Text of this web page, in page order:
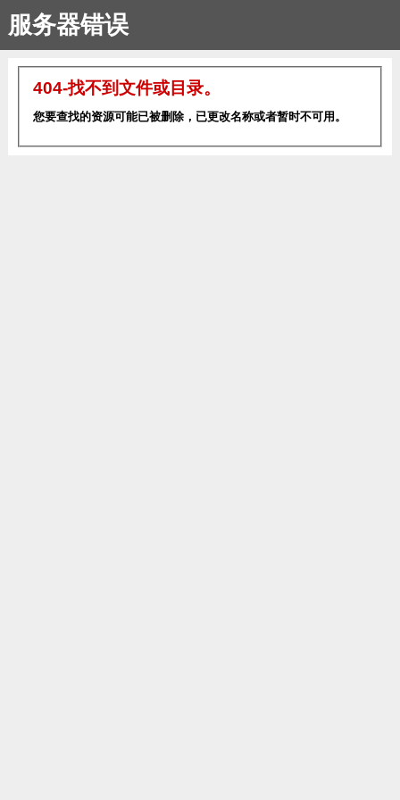
服务器错误
404-找不到文件或目录。
您要查找的资源可能已被删除，已更改名称或者暂时不可用。